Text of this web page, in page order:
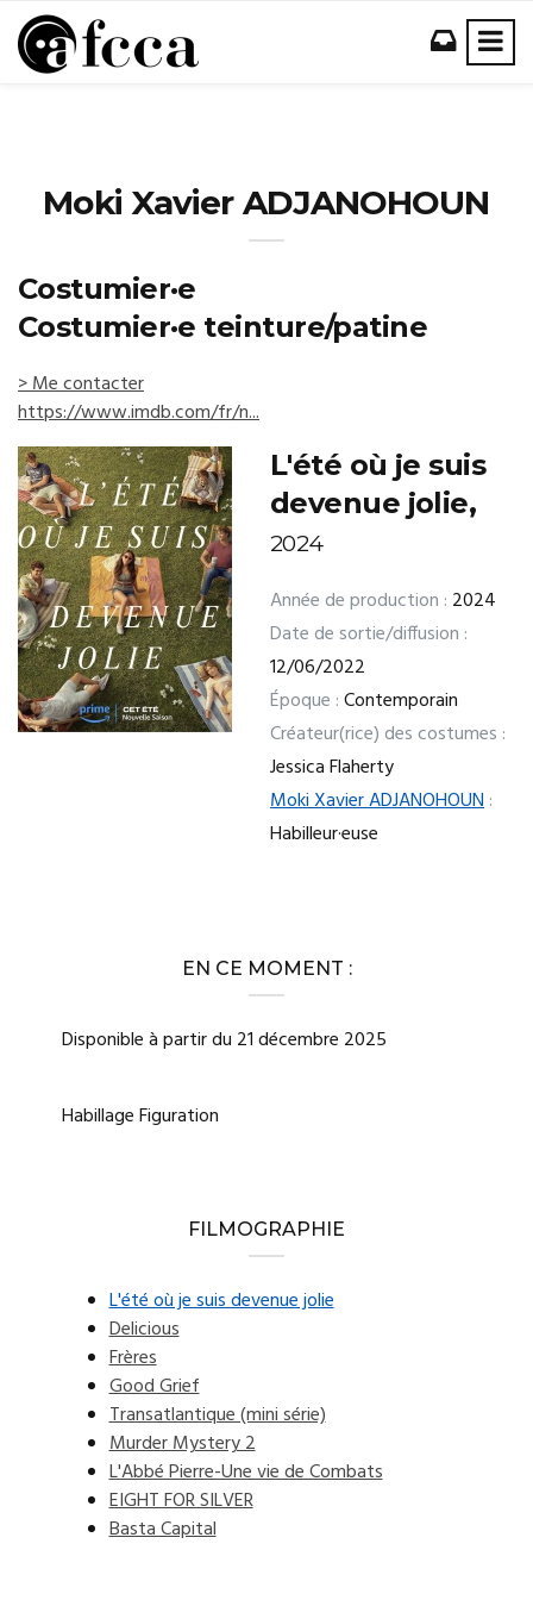
Moki Xavier ADJANOHOUN
Costumier·e
Costumier·e teinture/patine
> Me contacter
https://www.imdb.com/fr/n...
L'été où je suis
devenue jolie,
2024
Année de production : 2024
Date de sortie/diffusion :
12/06/2022
Époque :Contemporain
Créateur(rice) des costumes :
Jessica Flaherty
Moki Xavier ADJANOHOUN:
Habilleur·euse
EN CE MOMENT :
Disponible à partir du 21 décembre 2025
Habillage Figuration
FILMOGRAPHIE
L'été où je suis devenue jolie
Delicious
Frères
Good Grief
Transatlantique (mini série)
Murder Mystery 2
L'Abbé Pierre-Une vie de Combats
EIGHT FOR SILVER
Basta Capital